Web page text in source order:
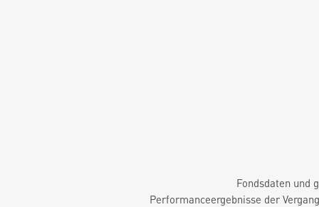
Fondsdaten und
Performanceergebnisse der